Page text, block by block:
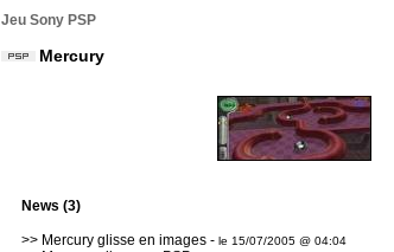
Jeu Sony PSP
Mercury
News (3)
>> Mercury glisse en images - le 15/07/2005 @ 04:04